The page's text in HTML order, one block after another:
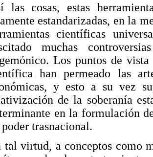
las cosas, estas
estandarizadas, en la
científicas
muchas
Los puntos de
han permeado las
y esto a su vez
de la soberanía
en la formulación
trasnacional.
tal virtud, a conceptos como